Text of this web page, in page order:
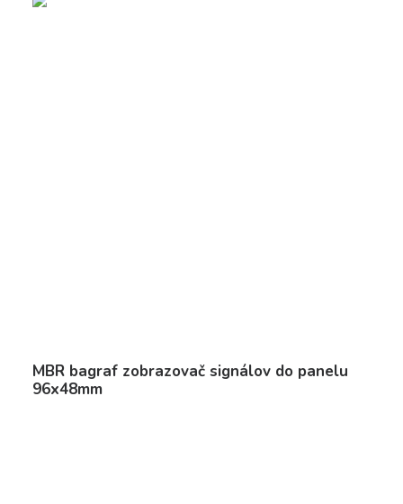
MBR bagraf zobrazovač signálov do panelu
96x48mm